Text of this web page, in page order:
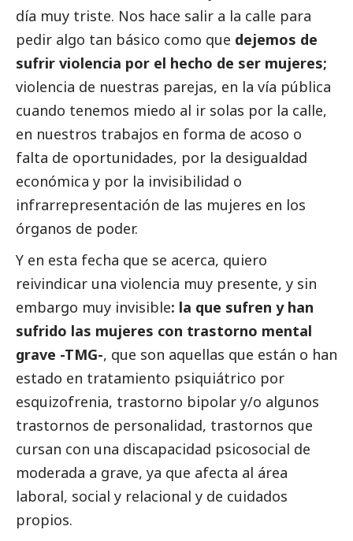
día muy triste. Nos hace salir a la calle para
pedir algo tan básico como que dejemos de
sufrir violencia por el hecho de ser mujeres;
violencia de nuestras parejas, en la vía pública
cuando tenemos miedo al ir solas por la calle,
en nuestros trabajos en forma de acoso o
falta de oportunidades, por la desigualdad
económica y por la invisibilidad o
infrarrepresentación de las mujeres en los
órganos de poder.
Y en esta fecha que se acerca, quiero
reivindicar una violencia muy presente, y sin
embargo muy invisible: la que sufren y han
sufrido las mujeres con trastorno mental
grave -TMG-, que son aquellas que están o han
estado en tratamiento psiquiátrico por
esquizofrenia, trastorno bipolar y/o algunos
trastornos de personalidad, trastornos que
cursan con una discapacidad psicosocial de
moderada a grave, ya que afecta al área
laboral, social y relacional y de cuidados
propios.